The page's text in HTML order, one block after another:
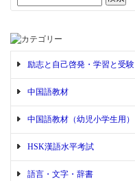
励志と自己啓発・学習と受験
中国語教材
中国語教材（幼児小学生用）
HSK漢語水平考試
語言・文字・辞書